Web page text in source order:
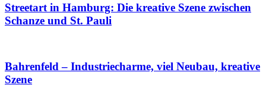
Streetart in Hamburg: Die kreative Szene zwischen
Schanze und St. Pauli
Bahrenfeld – Industriecharme, viel Neubau, kreative
Szene